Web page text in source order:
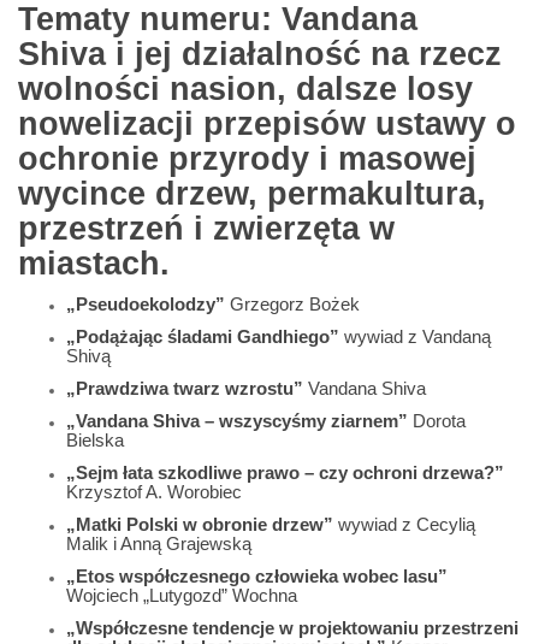
Tematy numeru: Vandana
Shiva i jej działalność na rzecz
wolności nasion, dalsze losy
nowelizacji przepisów ustawy o
ochronie przyrody i masowej
wycince drzew, permakultura,
przestrzeń i zwierzęta w
miastach.
„Pseudoekolodzy” Grzegorz Bożek
„Podążając śladami Gandhiego” wywiad z Vandaną
Shivą
„Prawdziwa twarz wzrostu” Vandana Shiva
„Vandana Shiva – wszyscyśmy ziarnem” Dorota
Bielska
„Sejm łata szkodliwe prawo – czy ochroni drzewa?”
Krzysztof A. Worobiec
„Matki Polski w obronie drzew” wywiad z Cecylią
Malik i Anną Grajewską
„Etos współczesnego człowieka wobec lasu”
Wojciech „Lutygozd” Wochna
„Współczesne tendencje w projektowaniu przestrzeni